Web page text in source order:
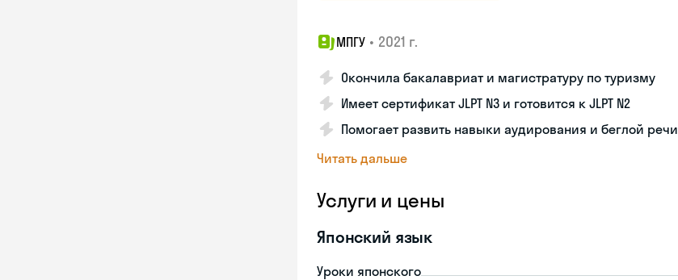
МПГУ • 2021 г.
Окончила бакалавриат и магистратуру по туризму
Имеет сертификат JLPT N3 и готовится к JLPT N2
Помогает развить навыки аудирования и беглой речи
Читать дальше
Услуги и цены
Японский язык
Уроки японского